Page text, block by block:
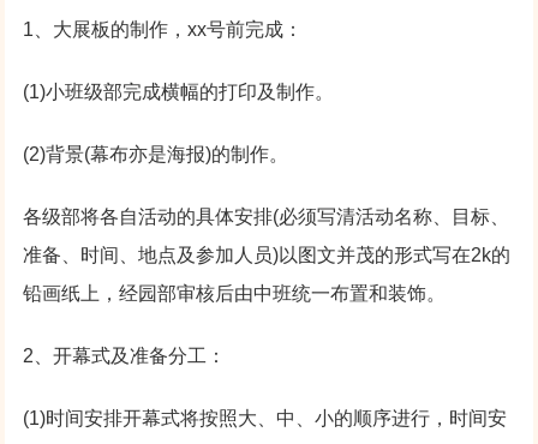
1、大展板的制作，xx号前完成：
(1)小班级部完成横幅的打印及制作。
(2)背景(幕布亦是海报)的制作。
各级部将各自活动的具体安排(必须写清活动名称、目标、
准备、时间、地点及参加人员)以图文并茂的形式写在2k的
铅画纸上，经园部审核后由中班统一布置和装饰。
2、开幕式及准备分工：
(1)时间安排开幕式将按照大、中、小的顺序进行，时间安